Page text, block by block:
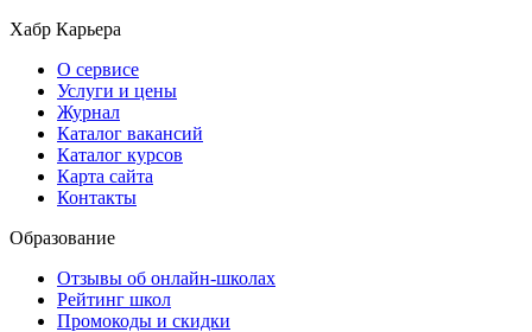
Хабр Карьера
О сервисе
Услуги и цены
Журнал
Каталог вакансий
Каталог курсов
Карта сайта
Контакты
Образование
Отзывы об онлайн-школах
Рейтинг школ
Промокоды и скидки